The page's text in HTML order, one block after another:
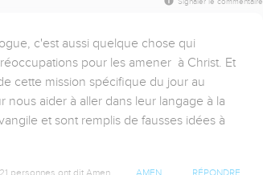
c'est aussi quelque chose qui
pour les amener  à Christ. Et
cette mission spécifique du jour au
aider à aller dans leur langage à la
et sont remplis de fausses idées à
AMEN RÉPONDRE